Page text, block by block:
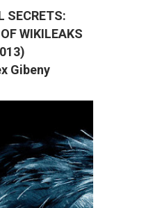
SECRETS:
WIKILEAKS
Gibeny